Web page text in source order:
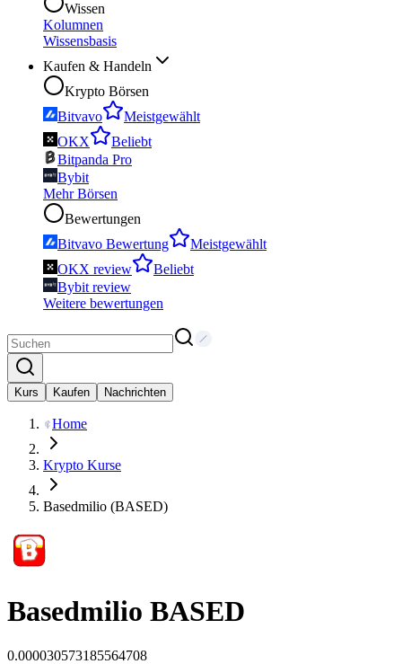
Wissen
Kolumnen
Wissensbasis
Kaufen & Handeln
Krypto Börsen
Bitvavo
Meistgewählt
OKX
Beliebt
Bitpanda Pro
Bybit
Mehr Börsen
Bewertungen
Bitvavo Bewertung
Meistgewählt
OKX review
Beliebt
Bybit review
Weitere bewertungen
Kurs Kaufen Nachrichten
Home
Krypto Kurse
Basedmilio (BASED)
Basedmilio BASED
0.000030573185564708